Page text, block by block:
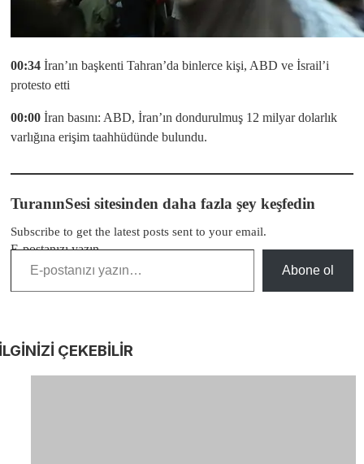
00:34 İran’ın başkenti Tahran’da binlerce kişi, ABD ve İsrail’i
protesto etti
00:00 İran basını: ABD, İran’ın dondurulmuş 12 milyar dolarlık
varlığına erişim taahhüdünde bulundu.
TuranınSesi sitesinden daha fazla şey keşfedin
Subscribe to get the latest posts sent to your email.
E-postanızı yazın…
Abone ol
ÇEKEBİLİR